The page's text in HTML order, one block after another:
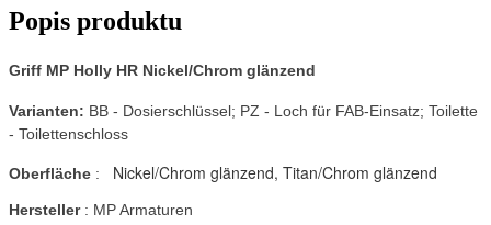
Popis produktu
Griff MP Holly HR Nickel/Chrom glänzend
Varianten: BB - Dosierschlüssel; PZ - Loch für FAB-Einsatz; Toilette
- Toilettenschloss
Oberfläche : Nickel/Chrom glänzend, Titan/Chrom glänzend
Hersteller: MP Armaturen